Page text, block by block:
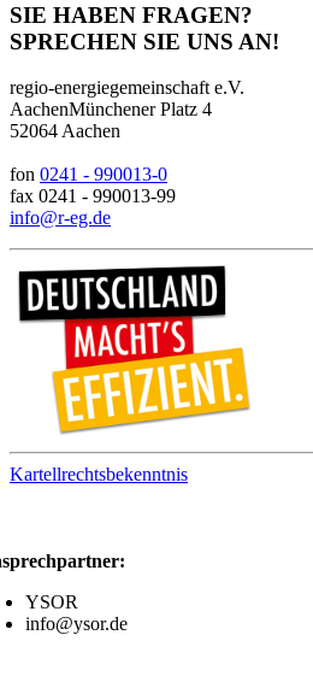
SIE HABEN FRAGEN?
SPRECHEN SIE UNS AN!
regio-energiegemeinschaft e.V.
AachenMünchener Platz 4
52064 Aachen
fon 0241 - 990013-0
fax 0241 - 990013-99
info@r-eg.de
Kartellrechtsbekenntnis
YSOR
info@ysor.de